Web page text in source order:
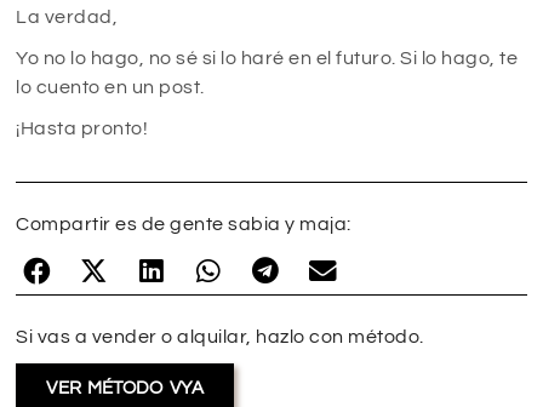
La verdad,
Yo no lo hago, no sé si lo haré en el futuro. Si lo hago, te
lo cuento en un post.
¡Hasta pronto!
Compartir es de gente sabia y maja:
Si vas a vender o alquilar, hazlo con método.
VER MÉTODO VYA